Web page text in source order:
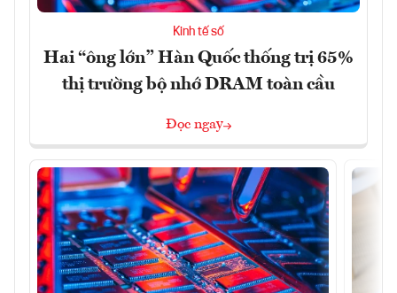
Kinh tế số
Hai “ông lớn” Hàn Quốc thống trị 65%
thị trường bộ nhớ DRAM toàn cầu
Đọc ngay